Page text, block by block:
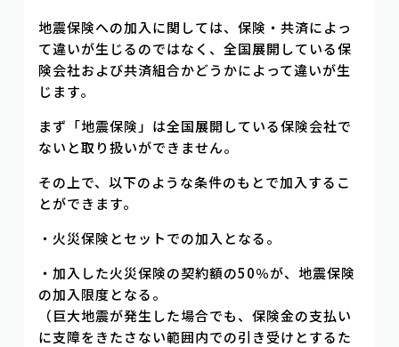
地震保険への加入に関しては、保険・共済によっ
て違いが生じるのではなく、全国展開している保
険会社および共済組合かどうかによって違いが生
じます。
まず「地震保険」は全国展開している保険会社で
ないと取り扱いができません。
その上で、以下のような条件のもとで加入するこ
とができます。
・火災保険とセットでの加入となる。
・加入した火災保険の契約額の50％が、地震保険
の加入限度となる。
（巨大地震が発生した場合でも、保険金の支払い
に支障をきたさない範囲内での引き受けとするた